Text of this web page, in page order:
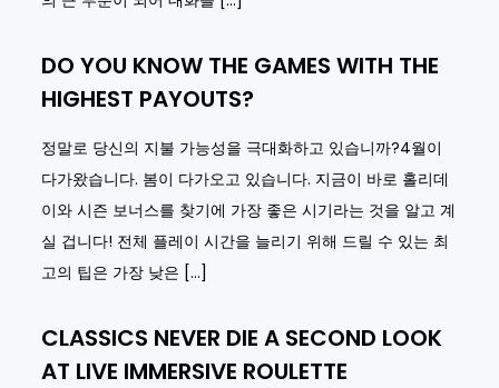
DO YOU KNOW THE GAMES WITH THE
HIGHEST PAYOUTS?
정말로 당신의 지불 가능성을 극대화하고 있습니까?4월이
다가왔습니다. 봄이 다가오고 있습니다. 지금이 바로 홀리데
이와 시즌 보너스를 찾기에 가장 좋은 시기라는 것을 알고 계
실 겁니다! 전체 플레이 시간을 늘리기 위해 드릴 수 있는 최
고의 팁은 가장 낮은 […]
CLASSICS NEVER DIE A SECOND LOOK
AT LIVE IMMERSIVE ROULETTE